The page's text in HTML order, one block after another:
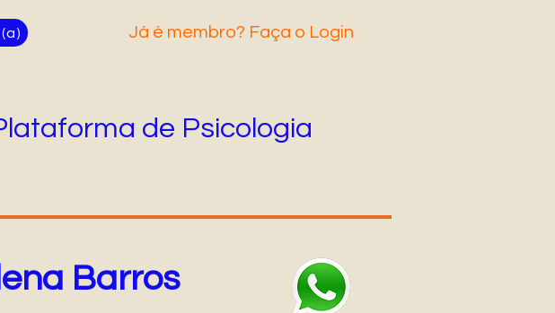
Já é membro? Faça o Login
de Psicologia
Barros